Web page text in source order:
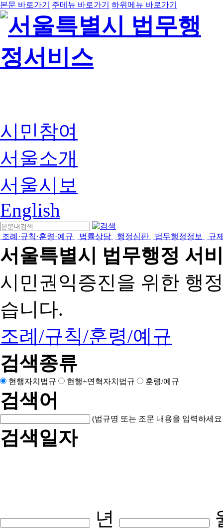
본문 바로가기 주메뉴 바로가기 하위메뉴 바로가기
시민참여
서울소개
서울시보
English
조례·규칙·훈령·예규 법률상담 행정심판 법무행정정보 규
서울특별시 법무행정 서
시민권익증진을 위한 행
습니다.
조례/규칙/훈령/예규
검색종류
현행자치법규 현행+연혁자치법규 훈령/예규
검색어
(법규명 또는 조문 내용을 입력하세
검색일자
년